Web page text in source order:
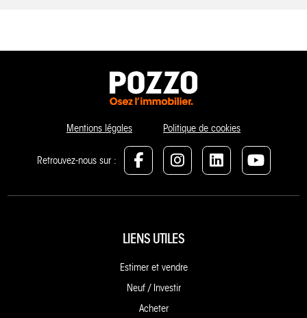
Mentions légales Politique de cookies
Retrouvez-nous sur :
LIENS UTILES
Estimer et vendre
Neuf / Investir
Acheter